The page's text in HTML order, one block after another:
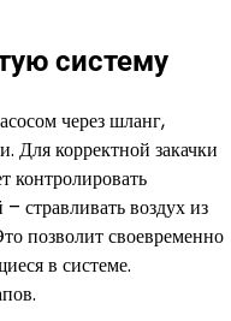
систему
через шланг,
Для корректной закачки
контролировать
стравливать воздух из
позволит своевременно
в системе.